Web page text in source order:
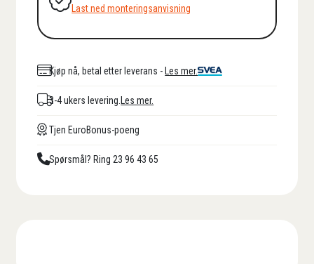
Last ned monteringsanvisning
Kjøp nå, betal etter leverans - Les mer.
3-4 ukers levering. Les mer.
Tjen EuroBonus-poeng
Spørsmål? Ring 23 96 43 65